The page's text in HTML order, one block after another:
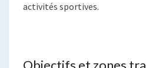
activités sportives.
Objectifs et zones